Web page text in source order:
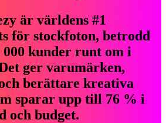
är världens #1
för stockfoton, betrodd
000 kunder runt om i
ger varumärken,
berättare kreativa
sparar upp till 76 % i
och budget.